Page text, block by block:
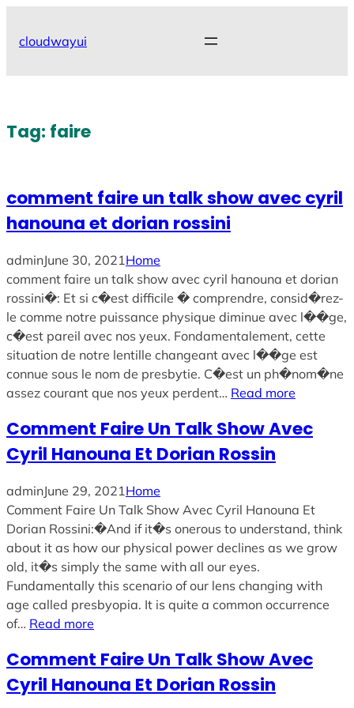
cloudwayui
Tag: faire
comment faire un talk show avec cyril
hanouna et dorian rossini
adminJune 30, 2021Home
comment faire un talk show avec cyril hanouna et dorian
rossini�: Et si c�est difficile � comprendre, consid�rez-
le comme notre puissance physique diminue avec l��ge,
c�est pareil avec nos yeux. Fondamentalement, cette
situation de notre lentille changeant avec l��ge est
connue sous le nom de presbytie. C�est un ph�nom�ne
assez courant que nos yeux perdent… Read more
Comment Faire Un Talk Show Avec
Cyril Hanouna Et Dorian Rossin
adminJune 29, 2021Home
Comment Faire Un Talk Show Avec Cyril Hanouna Et
Dorian Rossini:�And if it�s onerous to understand, think
about it as how our physical power declines as we grow
old, it�s simply the same with all our eyes.
Fundamentally this scenario of our lens changing with
age called presbyopia. It is quite a common occurrence
of… Read more
Comment Faire Un Talk Show Avec
Cyril Hanouna Et Dorian Rossin